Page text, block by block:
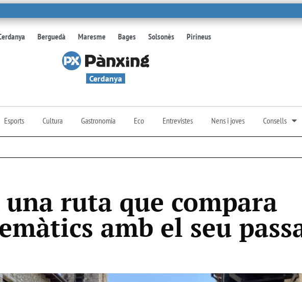
Berguedà Maresme Bages Solsonès Pirineus
Cerdanya
Esports Cultura Gastronomia Eco Entrevistes Nens i joves Consells
ruta que compara
amb el seu